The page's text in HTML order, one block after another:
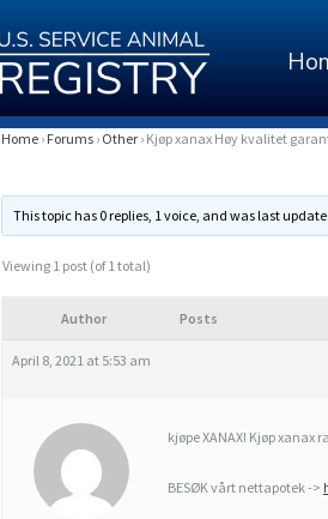
K
Ø
P
Home › Forums › Other › Kjøp xanax Høy kvalitet
This topic has 0 replies, 1 voice, and was last
Viewing 1 post (of 1 total)
Author Posts
April 8, 2021 at 5:53 am
kjøpe XANAX! Kjøp xanax
BESØK vårt nettapotek ->